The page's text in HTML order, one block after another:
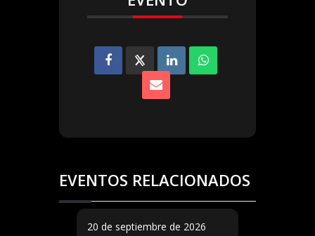
EVENTOS RELACIONADOS
20 de septiembre de 2026